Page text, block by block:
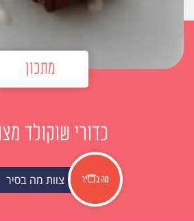
מתכון
כדורי שוקולד
צוות מה בסיר